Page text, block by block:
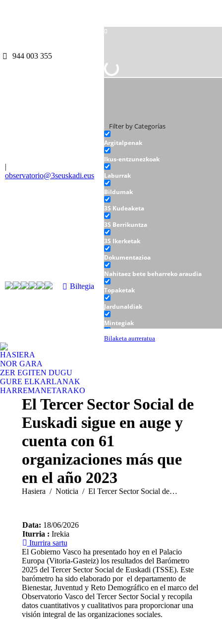
944 003 355
|
observatorio@3seuskadi.eus
Biltegia
Filter by Categorías
Argitalpenak
Ikus-entzunezkoak
Laburrak
Bildumak
3S Kudeaketa
3S Berrikuntza
3S Ikerketak
Dokumentazioa
Nahitaez bete beharreko araudia
Topaketak
Jardunaldiak
Mintegiak
Tailerrak
Bilaketa aurreratua
HASIERA
NOR GARA
ZER EGITEN DUGU
GURE ELKARLANAK
HARREMANETARAKO
El Tercer Sector Social de
Euskadi sigue en auge y
cuenta con 61
organizaciones más que
en el año 2023
You are here:
Hasiera Noticia El Tercer Sector Social de…
Data: 18/06/2026
Iturria : Irekia
Iturrira sartu
El Gobierno Vasco ha presentado hoy en el Palacio
Europa (Vitoria-Gasteiz) los resultados del Barómetro
2025 del Tercer Sector Social de Euskadi (TSSE). Este
barómetro ha sido elaborado por el departamento de
Bienestar, Juventud y Reto Demográfico en el marco del
Observatorio Vasco del Tercer Sector Social y recopila
datos cuantitativos y cualitativos para proporcionar una
visión integral de las organizaciones sociales.